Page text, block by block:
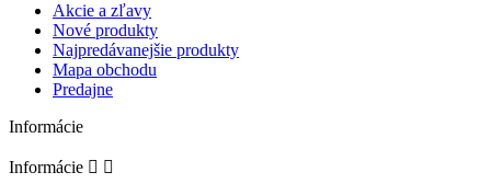
Akcie a zľavy
Nové produkty
Najpredávanejšie produkty
Mapa obchodu
Predajne
Informácie
Informácie  